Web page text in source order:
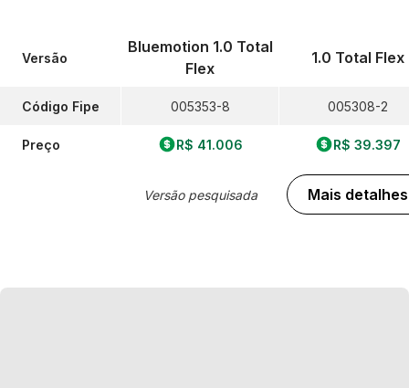
Versão
Código Fipe
Preço
Bluemotion 1.0 Total
Flex
005353-8
R$ 41.006
Versão pesquisada
1.0 Total Flex
005308-2
R$ 39.397
Mais detalhes